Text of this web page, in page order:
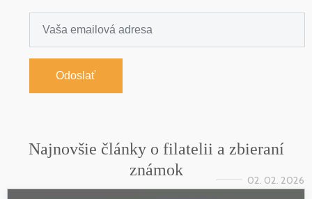
Odoslať
Najnovšie články o filatelii a zbieraní
známok
02. 02. 2026